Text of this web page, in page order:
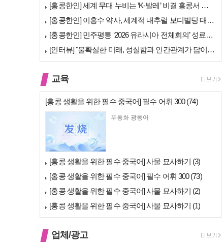
[홍콩한인] 세계 무대 누비는 ‘K-발레’ 비결 홍콩서 연다… 정발레스튜…
[홍콩한인] 이흥수 약사, 세계적 내추럴 보디빌딩 대회 WNBF 홍콩서 …
[홍콩한인] 민주평통 ‘2026 유라시아 전체회의’ 성료… 이재명 대통령…
[인터뷰] "불확실한 미래, 성실함과 인간관계가 답이다"… 최강욱 한은 …
교육
[홍콩 생활을 위한 필수 중국어] 필수 어휘 300 (74)
푸통화 광동어
[홍콩 생활을 위한 필수 중국어] 사물 묘사하기 (3)
[홍콩 생활을 위한 필수 중국어] 필수 어휘 300 (73)
[홍콩 생활을 위한 필수 중국어] 사물 묘사하기 (2)
[홍콩 생활을 위한 필수 중국어] 사물 묘사하기 (1)
업체/광고